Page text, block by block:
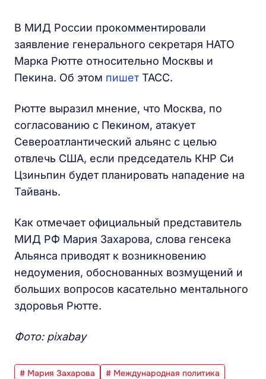
В МИД России прокомментировали
заявление генерального секретаря НАТО
Марка Рютте относительно Москвы и
Пекина. Об этом пишетТАСС.
Рютте выразил мнение, что Москва, по
согласованию с Пекином, атакует
Североатлантический альянс с целью
отвлечь США, если председатель КНР Си
Цзиньпин будет планировать нападение на
Тайвань.
Как отмечает официальный представитель
МИД РФ Мария Захарова, слова генсека
Альянса приводят к возникновению
недоумения, обоснованных возмущений и
больших вопросов касательно ментального
здоровья Рютте.
Фото: pixabay
# Мария Захарова
# Международная политика